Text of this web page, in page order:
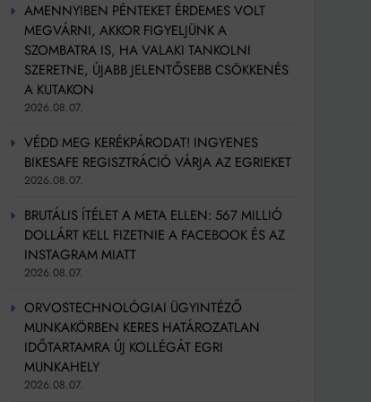
AMENNYIBEN PÉNTEKET ÉRDEMES VOLT
MEGVÁRNI, AKKOR FIGYELJÜNK A
SZOMBATRA IS, HA VALAKI TANKOLNI
SZERETNE, ÚJABB JELENTŐSEBB CSÖKKENÉS
A KUTAKON
2026.08.07.
VÉDD MEG KERÉKPÁRODAT! INGYENES
BIKESAFE REGISZTRÁCIÓ VÁRJA AZ EGRIEKET
2026.08.07.
BRUTÁLIS ÍTÉLET A META ELLEN: 567 MILLIÓ
DOLLÁRT KELL FIZETNIE A FACEBOOK ÉS AZ
INSTAGRAM MIATT
2026.08.07.
ORVOSTECHNOLÓGIAI ÜGYINTÉZŐ
MUNKAKÖRBEN KERES HATÁROZATLAN
IDŐTARTAMRA ÚJ KOLLÉGÁT EGRI
MUNKAHELY
2026.08.07.